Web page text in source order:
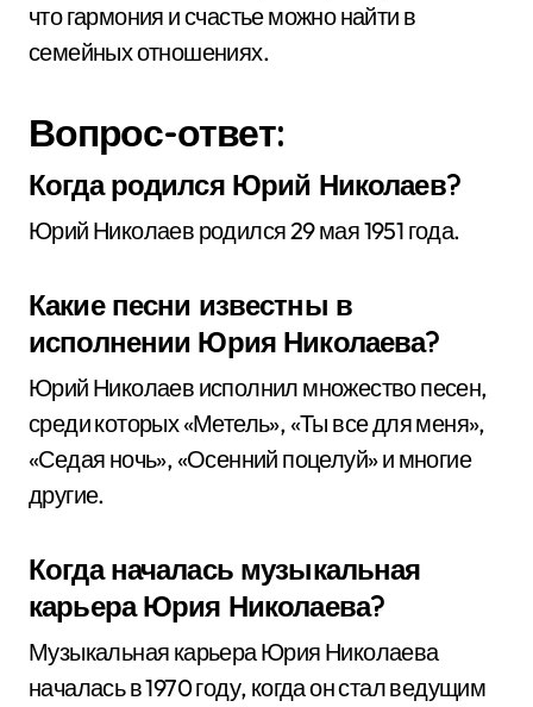
что гармония и счастье можно найти в
семейных отношениях.
Вопрос-ответ:
Когда родился Юрий Николаев?
Юрий Николаев родился 29 мая 1951 года.
Какие песни известны в
исполнении Юрия Николаева?
Юрий Николаев исполнил множество песен,
среди которых «Метель», «Ты все для меня»,
«Седая ночь», «Осенний поцелуй» и многие
другие.
Когда началась музыкальная
карьера Юрия Николаева?
Музыкальная карьера Юрия Николаева
началась в 1970 году, когда он стал ведущим